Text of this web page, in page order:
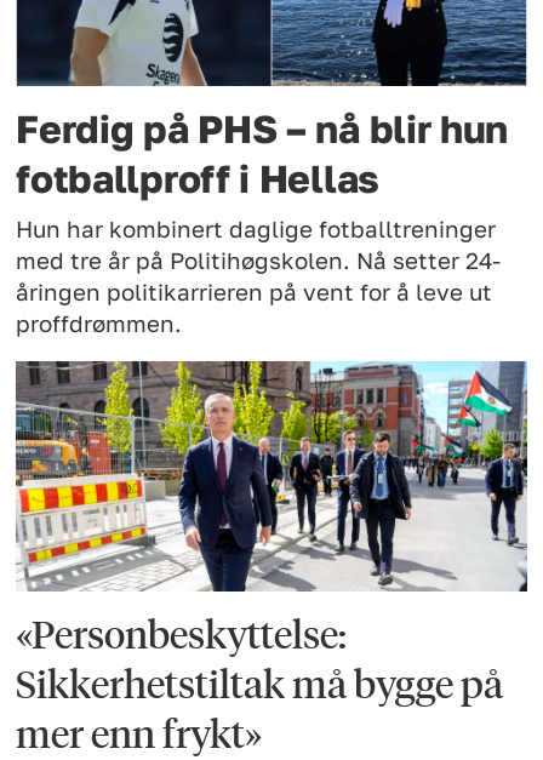
Ferdig på PHS – nå blir hun
fotballproff i Hellas
Hun har kombinert daglige fotballtreninger
med tre år på Politihøgskolen. Nå setter 24-
åringen politikarrieren på vent for å leve ut
proffdrømmen.
«Personbeskyttelse:
Sikkerhetstiltak må bygge på
mer enn frykt»